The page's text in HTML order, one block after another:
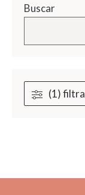
Buscar
(1)